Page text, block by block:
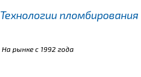
Технологии пломбирования
На рынке с 1992 года